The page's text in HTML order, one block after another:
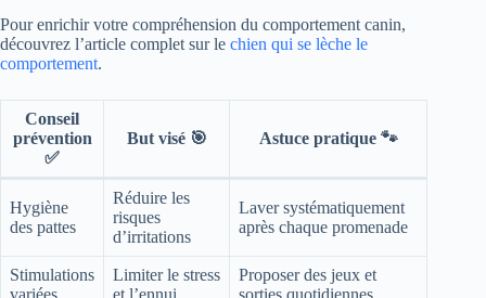
Pour enrichir votre compréhension du comportement canin,
découvrez l’article complet sur le chien qui se lèche le
comportement.
Conseil
prévention
✅
But visé 🎯 Astuce pratique 🐾
Hygiène
des pattes
Réduire les
risques
d’irritations
Laver systématiquement
après chaque promenade
Stimulations
Limiter le stress
Proposer des jeux et